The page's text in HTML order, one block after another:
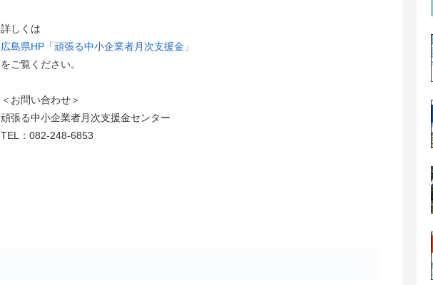
詳しくは
広島県HP「頑張る中小企業者月次支援金」
をご覧ください。
＜お問い合わせ＞
頑張る中小企業者月次支援金センター
TEL：082-248-6853